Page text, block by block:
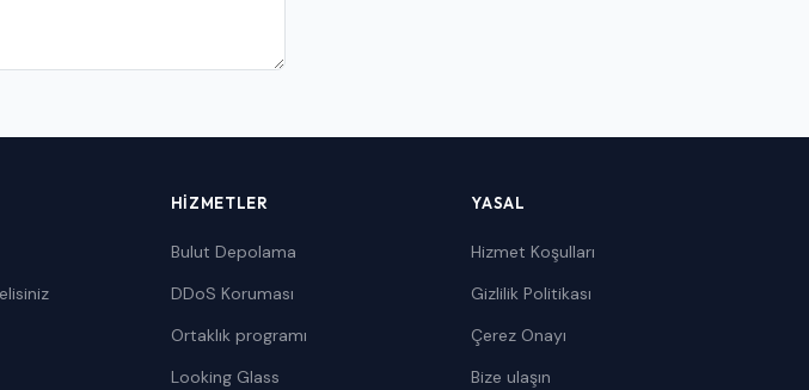
HIZMETLER
Bulut Depolama
DDoS Koruması
Ortaklık programı
Looking Glass
YASAL
Hizmet Koşulları
Gizlilik Politikası
Çerez Onayı
Bize ulaşın